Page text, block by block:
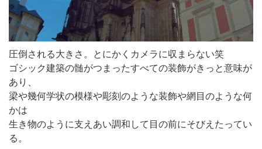
圧倒される大きさ。とにかくカメラに収まらない笑
ゴシック建築の髄がつまったすべての装飾がきっと意味が
あり、
梁や幾何学状の模様や彫刻のような装飾や網目のような何
かは
生き物のように支えあい調和して目の前にそびえたってい
る。